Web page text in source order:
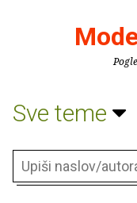
Sve teme